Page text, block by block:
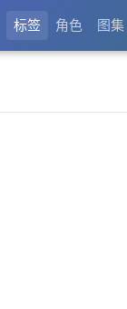
标签 角色 图集